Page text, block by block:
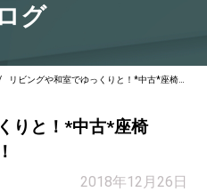
グ
リビングや和室でゆっくりと！*中古*座椅子入荷いたしました！！
りと！*中古*座椅
2018年12月26日